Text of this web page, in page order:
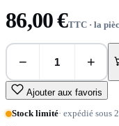
86,00 €TTC · la
− +
Ajouter aux favoris
Stock limité· expédié sous